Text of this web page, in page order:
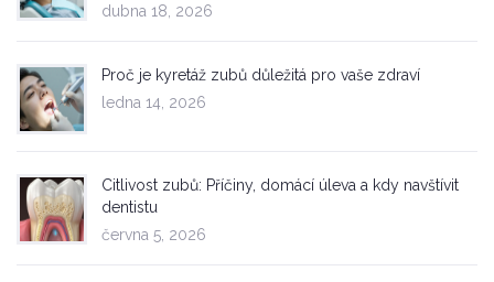
dubna 18, 2026
Proč je kyretáž zubů důležitá pro vaše zdraví
ledna 14, 2026
Citlivost zubů: Příčiny, domácí úleva a kdy navštívit
dentistu
června 5, 2026